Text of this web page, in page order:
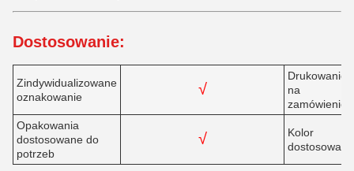
Dostosowanie:
Zindywidualizowane
oznakowanie
√
Drukowanie
na
zamówienie
Opakowania
dostosowane do
potrzeb
√
Kolor
dostosowany